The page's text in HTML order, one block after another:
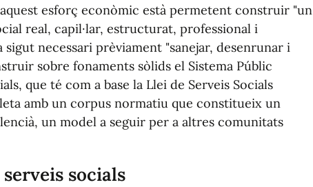
esforç econòmic està permetent construir "un
real, capil·lar, estructurat, professional i
necessari prèviament "sanejar, desenrunar i
sobre fonaments sòlids el Sistema Públic
que té com a base la Llei de Serveis Socials
amb un corpus normatiu que constitueix un
un model a seguir per a altres comunitats
socials